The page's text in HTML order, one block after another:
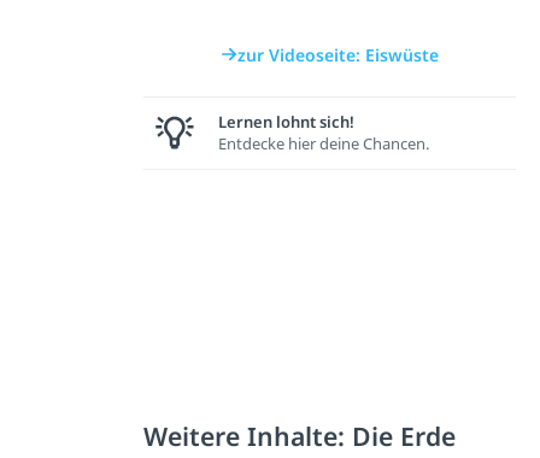
zur Videoseite: Eiswüste
Lernen lohnt sich!
Entdecke hier deine Chancen.
Weitere Inhalte: Die Erde